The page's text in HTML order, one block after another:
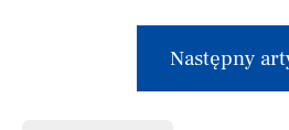
Następny